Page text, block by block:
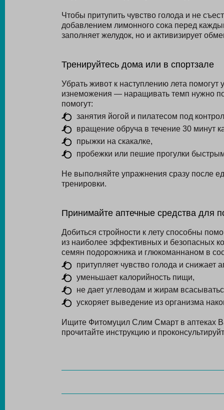
Чтобы притупить чувство голода и не
добавлением лимонного сока перед
заполняет желудок, но и активизирует
Тренируйтесь дома или в спортзале
Убрать живот к наступлению лета
изнеможения — наращивать темп нужно
помогут:
занятия йогой и пилатесом под
вращение обруча в течение 30 минут
прыжки на скакалке,
пробежки или пешие прогулки
Не выполняйте упражнения сразу после
тренировки.
Принимайте аптечные средства для
Добиться стройности к лету способны
из наиболее эффективных и безопасных
семян подорожника и глюкоманнаном в
притупляет чувство голода и снижает
уменьшает калорийность пищи,
не дает углеводам и жирам
ускоряет выведение из организма
Ищите Фитомуцил Слим Смарт в аптеках
прочитайте инструкцию и